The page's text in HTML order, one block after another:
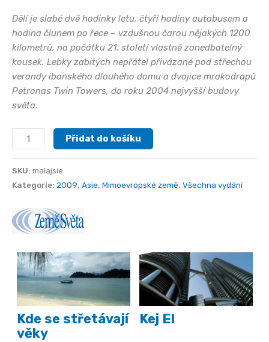
Dělí je slabé dvě hodinky letu, čtyři hodiny autobusem a
hodina člunem po řece – vzdušnou čarou nějakých 1200
kilometrů, na počátku 21. století vlastně zanedbatelný
kousek. Lebky zabitých nepřátel přivázané pod střechou
verandy ibanského dlouhého domu a dvojice mrakodrapů
Petronas Twin Towers, do roku 2004 nejvyšší budovy
světa.
Malajsie
množství
Přidat do košíku
SKU: malajsie
Kategorie: 2009, Asie, Mimoevropské země, Všechna vydání
Kde se střetávají
věky
Kej El